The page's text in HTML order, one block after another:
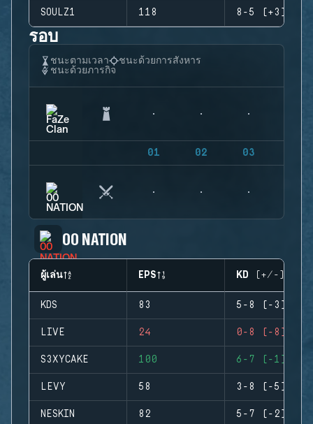
SOULZ1 118 8-5 (+3)
รอบ
ชนะตามเวลา
ชนะด้วยการสังหาร
ชนะด้วยภารกิจ
01 02 03
00 NATION
ผู้เล่น EPS KD (+/-)
KDS 83 5-8 (-3)
LIVE 24 0-8 (-8)
S3XYCAKE 100 6-7 (-1)
LEVY 58 3-8 (-5)
NESKIN 82 5-7 (-2)